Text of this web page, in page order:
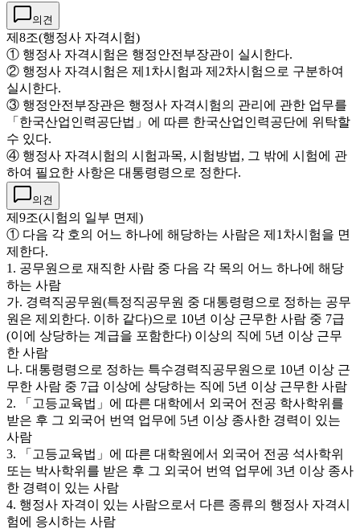
의견
제8조(행정사 자격시험)
① 행정사 자격시험은 행정안전부장관이 실시한다.
② 행정사 자격시험은 제1차시험과 제2차시험으로 구분하여
실시한다.
③ 행정안전부장관은 행정사 자격시험의 관리에 관한 업무를
「한국산업인력공단법」에 따른 한국산업인력공단에 위탁할
수 있다.
④ 행정사 자격시험의 시험과목, 시험방법, 그 밖에 시험에 관
하여 필요한 사항은 대통령령으로 정한다.
의견
제9조(시험의 일부 면제)
① 다음 각 호의 어느 하나에 해당하는 사람은 제1차시험을 면
제한다.
1. 공무원으로 재직한 사람 중 다음 각 목의 어느 하나에 해당
하는 사람
가. 경력직공무원(특정직공무원 중 대통령령으로 정하는 공무
원은 제외한다. 이하 같다)으로 10년 이상 근무한 사람 중 7급
(이에 상당하는 계급을 포함한다) 이상의 직에 5년 이상 근무
한 사람
나. 대통령령으로 정하는 특수경력직공무원으로 10년 이상 근
무한 사람 중 7급 이상에 상당하는 직에 5년 이상 근무한 사람
2. 「고등교육법」에 따른 대학에서 외국어 전공 학사학위를
받은 후 그 외국어 번역 업무에 5년 이상 종사한 경력이 있는
사람
3. 「고등교육법」에 따른 대학원에서 외국어 전공 석사학위
또는 박사학위를 받은 후 그 외국어 번역 업무에 3년 이상 종사
한 경력이 있는 사람
4. 행정사 자격이 있는 사람으로서 다른 종류의 행정사 자격시
험에 응시하는 사람